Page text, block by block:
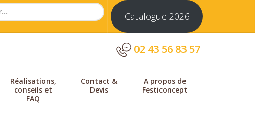
Catalogue 2026
02 43 56 83 57
Réalisations,
conseils et
FAQ
Contact &
Devis
A propos de
Festiconcept